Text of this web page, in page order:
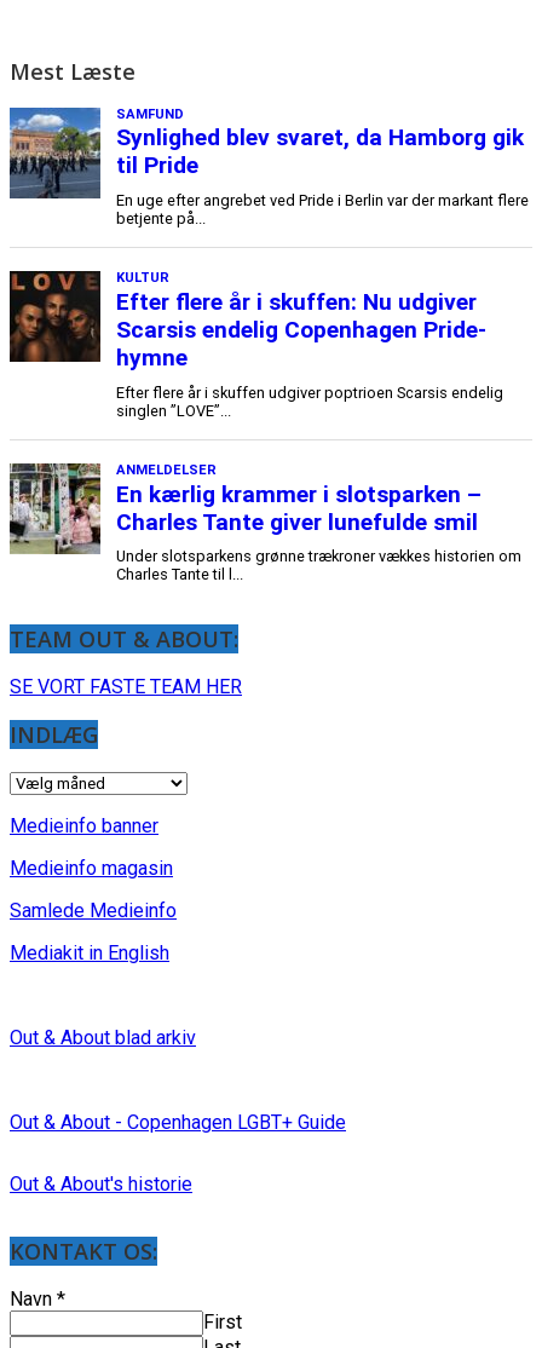
Mest Læste
TEAM OUT & ABOUT:
SE VORT FASTE TEAM HER
INDLÆG
INDLÆG
Medieinfo banner
Medieinfo magasin
Samlede Medieinfo
Mediakit in English
Out & About blad arkiv
Out & About - Copenhagen LGBT+ Guide
Out & About's historie
KONTAKT OS:
Navn *
First